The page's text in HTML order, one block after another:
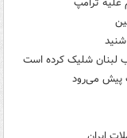
پیش می‌رود